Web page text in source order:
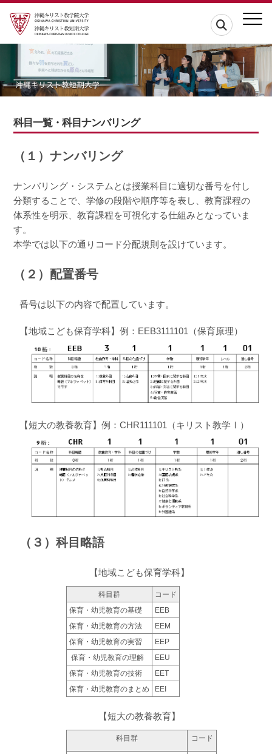
科目一覧・科目ナンバリング
（１）ナンバリング
ナンバリング・システムとは授業科目に適切な番号を付し
分類することで、学修の段階や順序等を表し、教育課程の
体系性を明示、教育課程を可視化する仕組みとなっていま
す。
本学では以下の通りコード分配規則を設けています。
（２）配置番号
番号は以下の内容で配置しています。
【地域こども保育学科】例：EEB3111101（保育原理）
【短大の教養教育】例：CHR111101（キリスト教学Ⅰ）
（３）科目略語
【地域こども保育学科】
科目群
コード
保育・幼児教育の基礎
EEB
保育・幼児教育の方法
EEM
保育・幼児教育の実習
EEP
保育・幼児教育の理解
EEU
保育・幼児教育の技術
EET
保育・幼児教育のまとめ
EEI
【短大の教養教育】
科目群 コード